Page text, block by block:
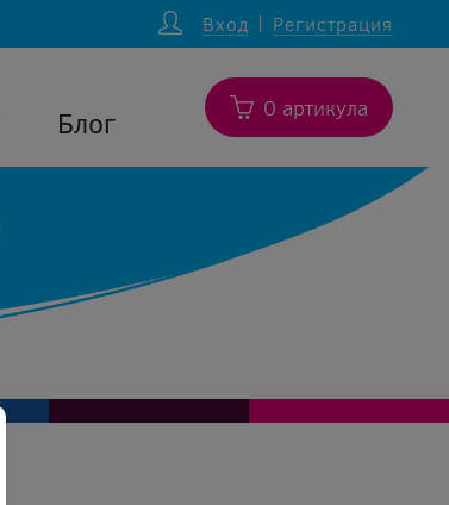
Вход Регистрация
Блог 0 артикула